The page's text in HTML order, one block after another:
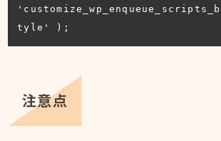
tyle' );
注意点